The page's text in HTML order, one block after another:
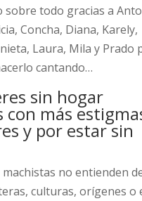
todo gracias a
Concha, Diana, Karely,
Laura, Mila y Prado
cantando…
sin hogar
con más
y por estar sin
no entienden
culturas, orígenes o